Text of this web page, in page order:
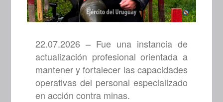
22.07.2026 – Fue una instancia de
actualización profesional orientada a
mantener y fortalecer las capacidades
operativas del personal especializado
en acción contra minas.